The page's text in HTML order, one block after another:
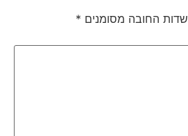
שדות החובה מסומנים *